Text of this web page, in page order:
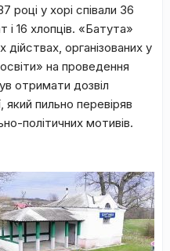
році у хорі співали 36
і 16 хлопців. «Батута»
організованих у
на проведення
отримати дозвіл
який пильно перевіряв
політичних мотивів.